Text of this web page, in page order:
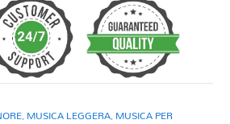
, MUSICA LEGGERA, MUSICA PER